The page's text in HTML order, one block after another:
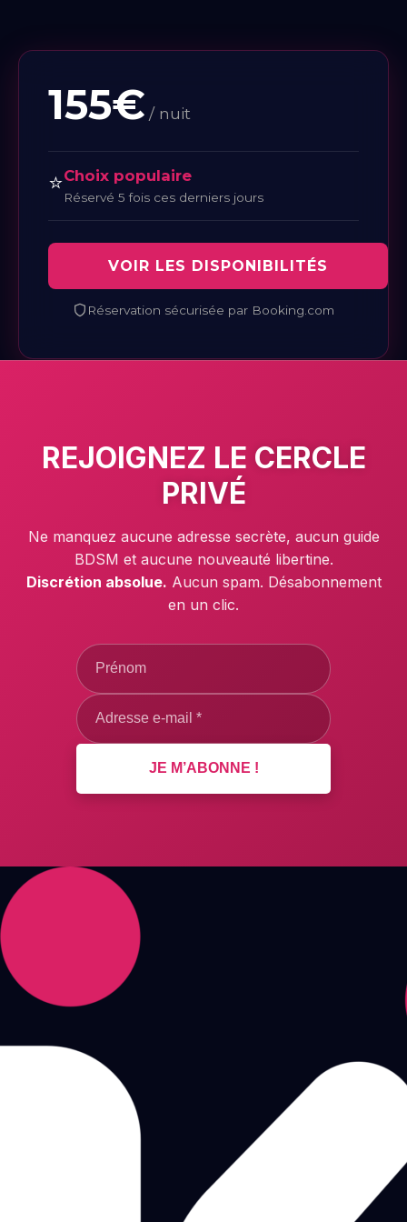
155€ / nuit
⭐Choix populaire
Réservé 5 fois ces derniers jours
VOIR LES DISPONIBILITÉS
Réservation sécurisée par Booking.com
REJOIGNEZ LE CERCLE
PRIVÉ
Ne manquez aucune adresse secrète, aucun guide
BDSM et aucune nouveauté libertine.
Discrétion absolue. Aucun spam. Désabonnement
en un clic.